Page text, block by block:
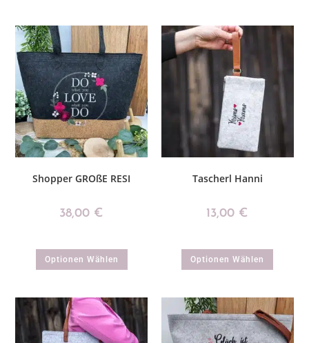
Shopper GROßE RESI
38,00 €
Optionen Wählen
Tascherl Hanni
13,00 €
Optionen Wählen